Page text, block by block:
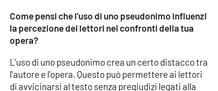
Come pensi che l'uso di uno pseudonimo influenzi
la percezione dei lettori nei confronti della tua
opera?
L'uso di uno pseudonimo crea un certo distacco tra
l'autore e l'opera. Questo può permettere ai lettori
di avvicinarsi al testo senza pregiudizi legati alla